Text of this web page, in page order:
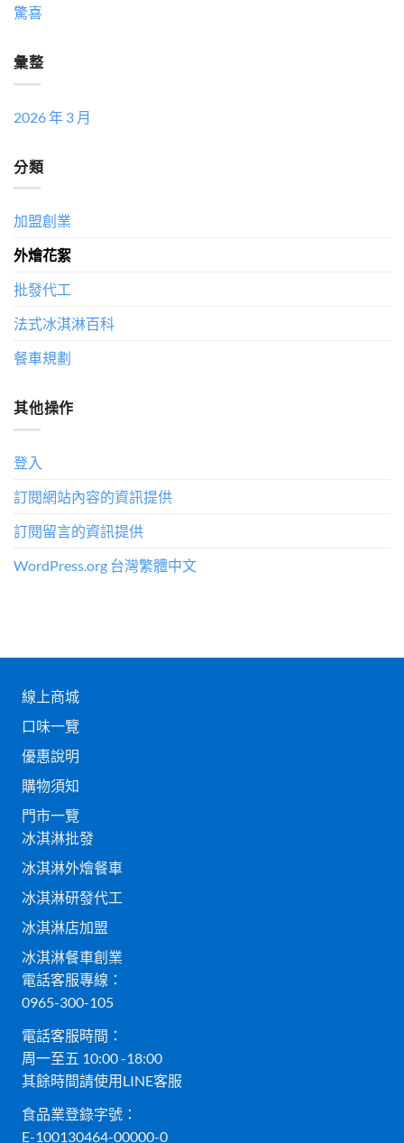
驚喜
彙整
2026 年 3 月
分類
加盟創業
外燴花絮
批發代工
法式冰淇淋百科
餐車規劃
其他操作
登入
訂閱網站內容的資訊提供
訂閱留言的資訊提供
WordPress.org 台灣繁體中文
線上商城
口味一覽
優惠說明
購物須知
門市一覽
冰淇淋批發
冰淇淋外燴餐車
冰淇淋研發代工
冰淇淋店加盟
冰淇淋餐車創業
電話客服專線：
0965-300-105
電話客服時間：
周一至五 10:00 -18:00
其餘時間請使用LINE客服
食品業登錄字號：
E-100130464-00000-0